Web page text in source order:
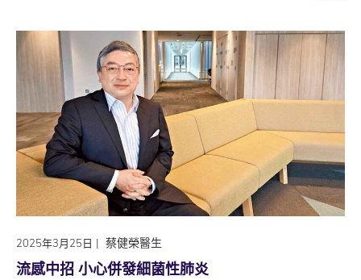
2025年3月25日 | 蔡健榮醫生
流感中招 小心併發細菌性肺炎